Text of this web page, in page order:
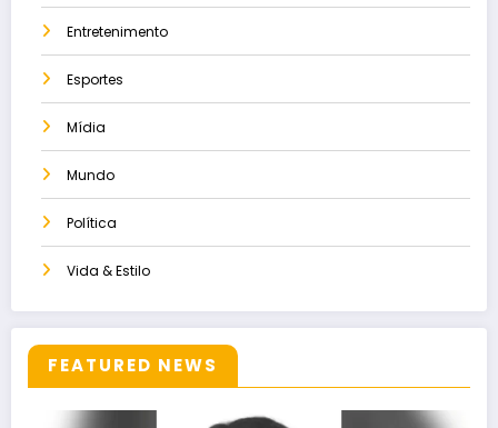
Entretenimento
Esportes
Mídia
Mundo
Política
Vida & Estilo
FEATURED NEWS